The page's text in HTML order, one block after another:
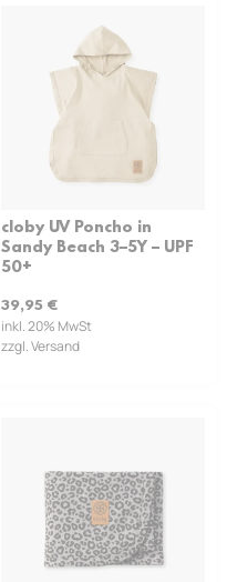
cloby UV Poncho in
Sandy Beach 3–5Y – UPF
50+
39,95 €
inkl. 20% MwSt
zzgl. Versand